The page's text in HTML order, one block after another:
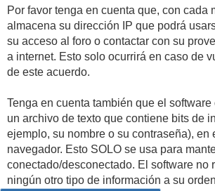
Por favor tenga en cuenta que, con cada
almacena su dirección IP que podrá
su acceso al foro o contactar con su
a internet. Esto solo ocurrirá en caso de
de este acuerdo.
Tenga en cuenta también que el
un archivo de texto que contiene bits de
ejemplo, su nombre o su contraseña), en
navegador. Esto SOLO se usa para
conectado/desconectado. El software no
ningún otro tipo de información a su